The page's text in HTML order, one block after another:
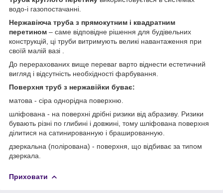
водо-і газопостачанні.
Нержавіюча труба з прямокутним і квадратним
перетином – саме відповідне рішення для будівельних
конструкцій, ці труби витримують великі навантаження при
своїй малій вазі .
До перерахованих вище переваг варто віднести естетичний
вигляд і відсутність необхідності фарбування.
Поверхня труб з нержавійки буває:
матова - сіра однорідна поверхню.
шліфована - на поверхні дрібні ризики від абразиву. Ризики
бувають різні по глибині і довжині, тому шліфована поверхня
ділитися на сатинированную і брашированную.
дзеркальна (полірована) - поверхня, що відбиває за типом
дзеркала.
Приховати